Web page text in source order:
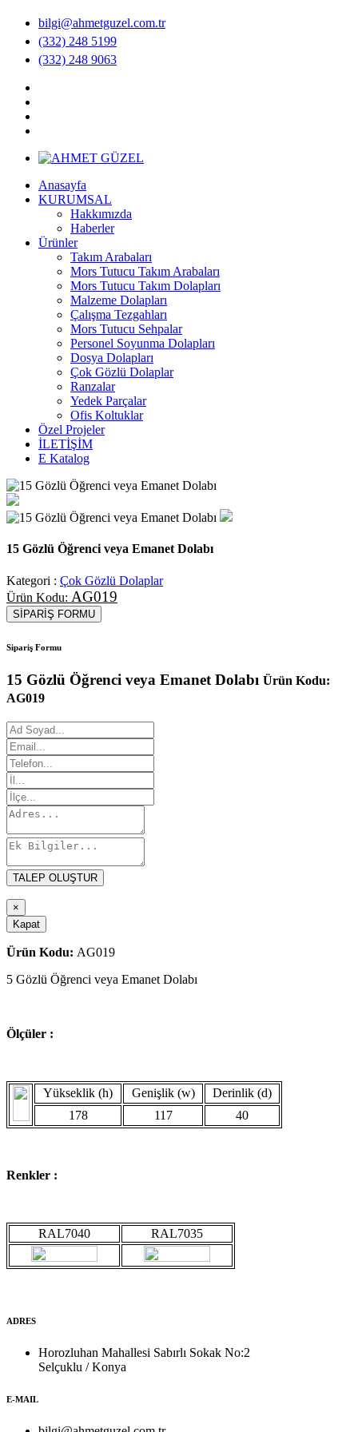
bilgi@ahmetguzel.com.tr
(332) 248 5199
(332) 248 9063
Anasayfa
KURUMSAL
Hakkımızda
Haberler
Ürünler
Takım Arabaları
Mors Tutucu Takım Arabaları
Mors Tutucu Takım Dolapları
Malzeme Dolapları
Çalışma Tezgahları
Mors Tutucu Sehpalar
Personel Soyunma Dolapları
Dosya Dolapları
Çok Gözlü Dolaplar
Ranzalar
Yedek Parçalar
Ofis Koltuklar
Özel Projeler
İLETİŞİM
E Katalog
15 Gözlü Öğrenci veya Emanet Dolabı
Kategori : Çok Gözlü Dolaplar
Ürün Kodu: AG019
SİPARİŞ FORMU
Sipariş Formu
15 Gözlü Öğrenci veya Emanet Dolabı Ürün Kodu:
AG019
TALEP OLUŞTUR
×
Kapat
Ürün Kodu: AG019
5 Gözlü Öğrenci veya Emanet Dolabı
Ölçüler :
Yükseklik (h) Genişlik (w)
Derinlik (d)
178
117 40
Renkler :
RAL7040 RAL7035
ADRES
Horozluhan Mahallesi Sabırlı Sokak No:2
Selçuklu / Konya
E-MAIL